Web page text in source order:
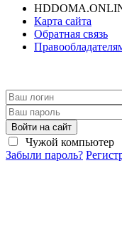
Карта сайта
Обратная связь
Войти на сайт
Чужой компьютер
Забыли пароль?